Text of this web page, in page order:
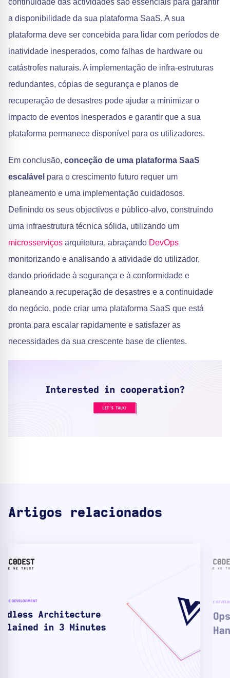
continuidade das actividades são essenciais para garantir
a disponibilidade da sua plataforma SaaS. A sua
plataforma deve ser concebida para lidar com períodos de
inatividade inesperados, como falhas de hardware ou
catástrofes naturais. A implementação de infra-estruturas
redundantes, cópias de segurança e planos de
recuperação de desastres pode ajudar a minimizar o
impacto de eventos inesperados e garantir que a sua
plataforma permanece disponível para os utilizadores.
Em conclusão, conceção de uma plataforma SaaS
escalável para o crescimento futuro requer um
planeamento e uma implementação cuidadosos.
Definindo os seus objectivos e público-alvo, construindo
uma infraestrutura técnica sólida, utilizando um
microsserviços arquitetura, abraçando DevOps
monitorizando e analisando a atividade do utilizador,
dando prioridade à segurança e à conformidade e
planeando a recuperação de desastres e a continuidade
do negócio, pode criar uma plataforma SaaS que está
pronta para escalar rapidamente e satisfazer as
necessidades da sua crescente base de clientes.
Artigos relacionados